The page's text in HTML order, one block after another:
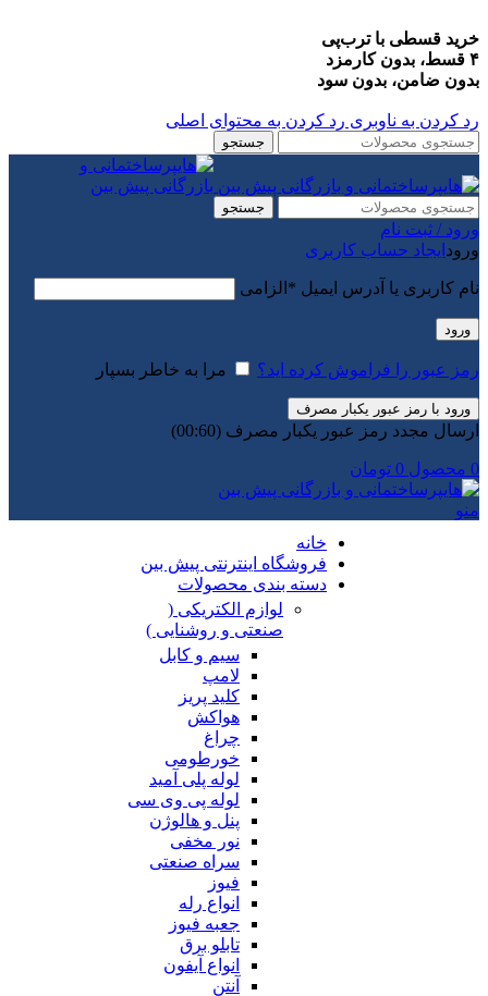
خرید قسطی با ترب‌پی
۴ قسط، بدون کارمزد
بدون ضامن، بدون سود
رد کردن به ناوبری رد کردن به محتوای اصلی
جستجو
جستجو
ورود / ثبت نام
ورود ایجاد حساب کاربری
نام کاربری یا آدرس ایمیل * الزامی
ورود
رمز عبور را فراموش کرده اید؟ مرا به خاطر بسپار
ورود با رمز عبور یکبار مصرف
ارسال مجدد رمز عبور یکبار مصرف (00:
60
)
0 محصول 0 تومان
منو
خانه
فروشگاه اینترنتی پیش بین
دسته بندی محصولات
لوازم الکتریکی (
صنعتی و روشنایی )
سیم و کابل
لامپ
کلید پریز
هواکش
چراغ
خورطومی
لوله پلی آمید
لوله پی وی سی
پنل و هالوژن
نور مخفی
سراه صنعتی
فیوز
انواع رله
جعبه فیوز
تابلو برق
انواع آیفون
آنتن